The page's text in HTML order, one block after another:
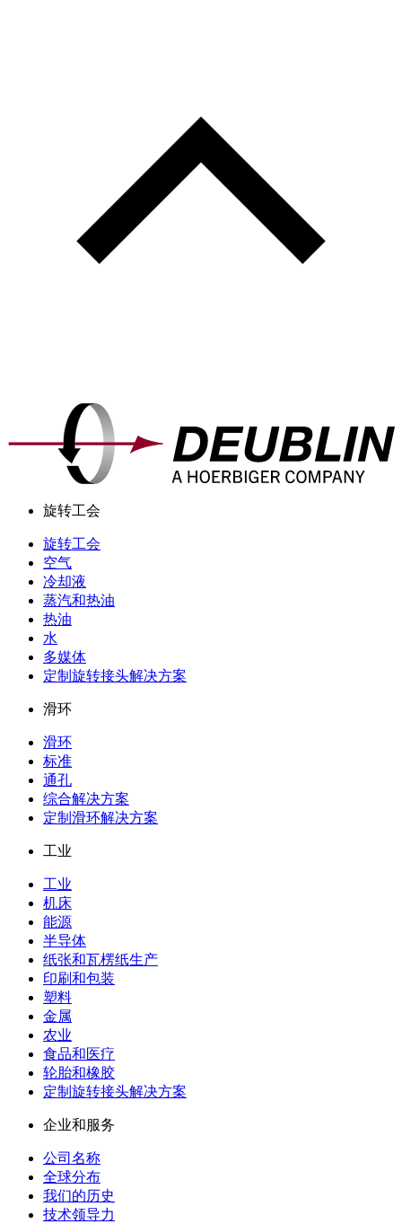
旋转工会
旋转工会
空气
冷却液
蒸汽和热油
热油
水
多媒体
定制旋转接头解决方案
滑环
滑环
标准
通孔
综合解决方案
定制滑环解决方案
工业
工业
机床
能源
半导体
纸张和瓦楞纸生产
印刷和包装
塑料
金属
农业
食品和医疗
轮胎和橡胶
定制旋转接头解决方案
企业和服务
公司名称
全球分布
我们的历史
技术领导力